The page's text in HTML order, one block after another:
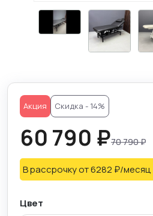
Акция Скидка - 14%
60 790 ₽70 790 ₽
В рассрочкуот 6282 ₽/месяц
Цвет